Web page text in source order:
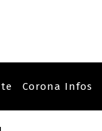
Corona Infos